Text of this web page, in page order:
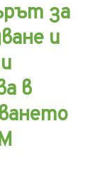
за
и
в